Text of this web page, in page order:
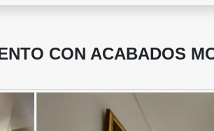
CON ACABADOS